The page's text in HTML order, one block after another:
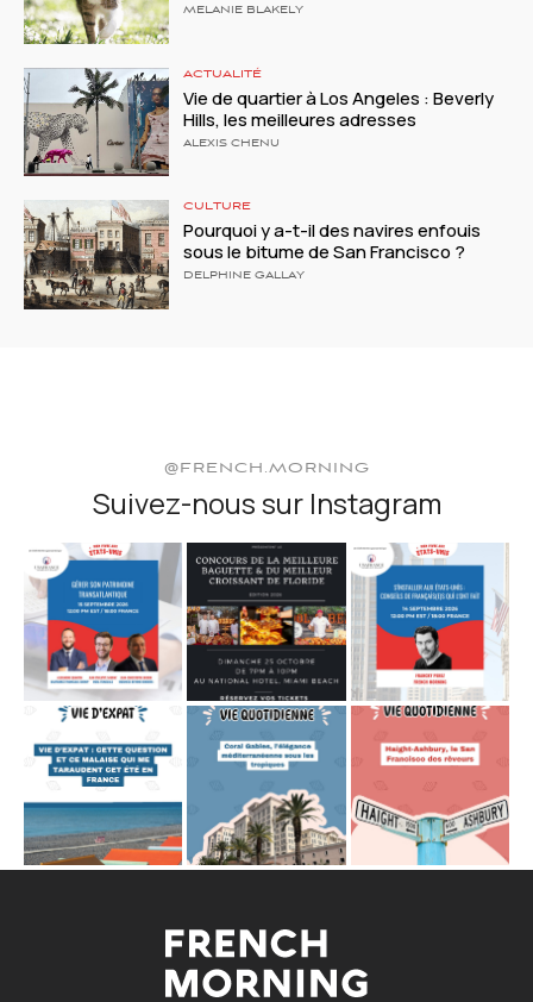
MELANIE BLAKELY
ACTUALITÉ
Vie de quartier à Los Angeles : Beverly
Hills, les meilleures adresses
ALEXIS CHENU
CULTURE
Pourquoi y a-t-il des navires enfouis
sous le bitume de San Francisco ?
DELPHINE GALLAY
@FRENCH.MORNING
Suivez-nous sur Instagram